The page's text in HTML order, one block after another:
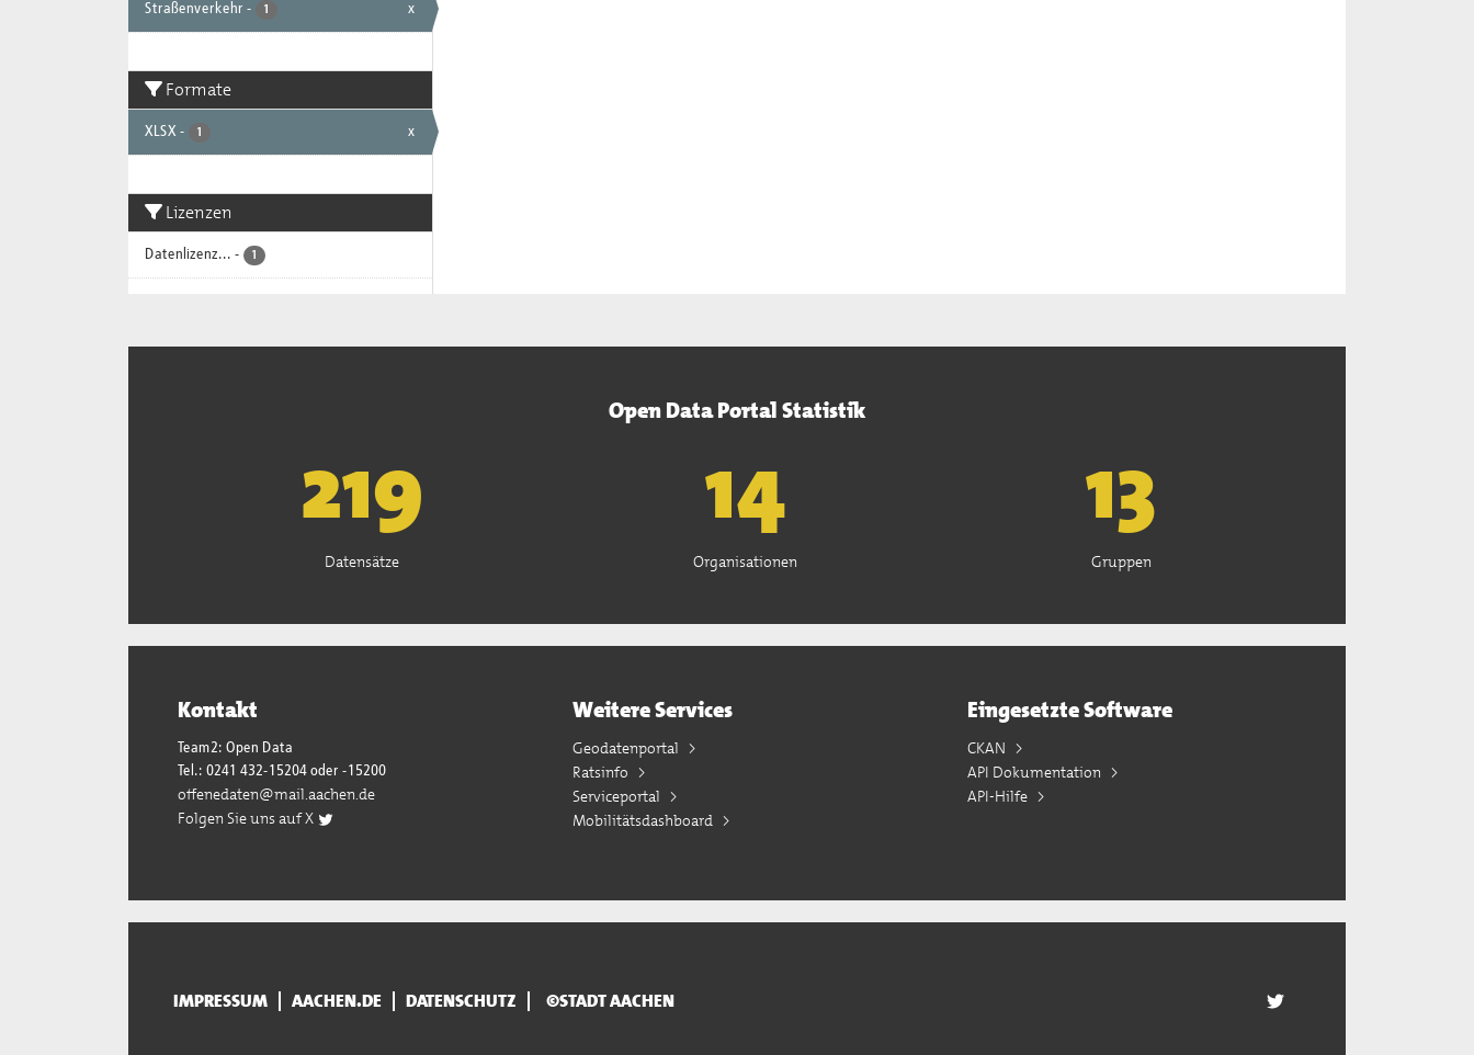
Straßenverkehr - 1 x
Formate
XLSX - 1 x
Lizenzen
Datenlizenz... - 1
Open Data Portal Statistik
222
Datensätze
15
Organisationen
13
Gruppen
Kontakt
Team2: Open Data
Tel.: 0241 432-15204 oder -15200
offenedaten@mail.aachen.de
Folgen Sie uns auf X
Weitere Services
Geodatenportal
Ratsinfo
Serviceportal
Mobilitätsdashboard
Eingesetzte Software
CKAN
API Dokumentation
API-Hilfe
IMPRESSUM AACHEN.DE DATENSCHUTZ ©STADT AACHEN